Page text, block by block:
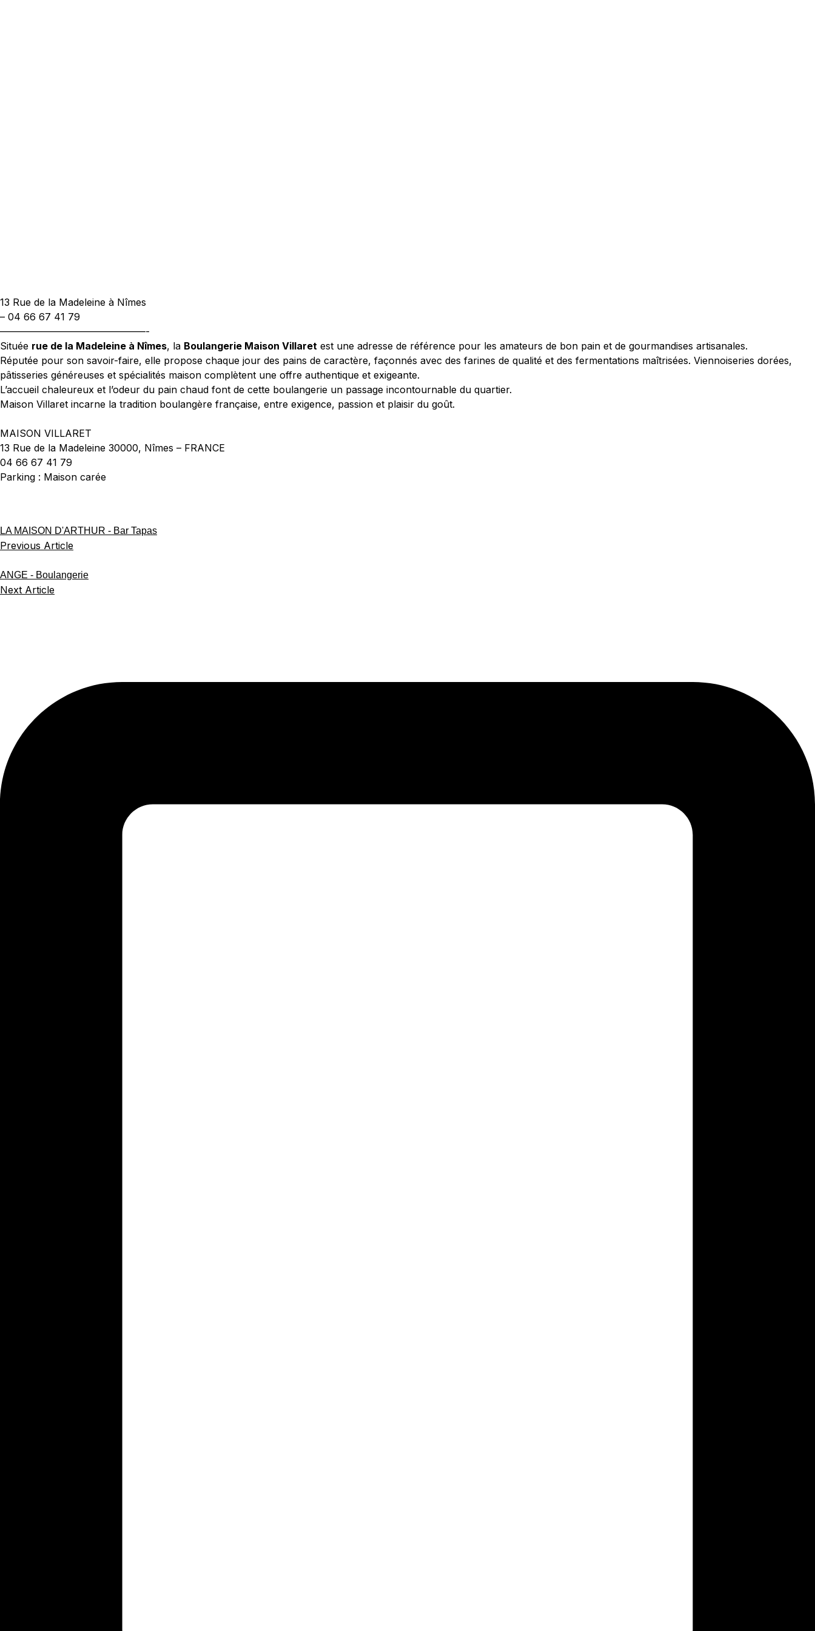
13 Rue de la Madeleine à Nîmes
– 04 66 67 41 79
———————————————-
Située rue de la Madeleine à Nîmes, la Boulangerie Maison Villaret est une adresse de référence pour les amateurs de bon pain et de gourmandises artisanales.
Réputée pour son savoir-faire, elle propose chaque jour des pains de caractère, façonnés avec des farines de qualité et des fermentations maîtrisées. Viennoiseries dorées,
pâtisseries généreuses et spécialités maison complètent une offre authentique et exigeante.
L’accueil chaleureux et l’odeur du pain chaud font de cette boulangerie un passage incontournable du quartier.
Maison Villaret incarne la tradition boulangère française, entre exigence, passion et plaisir du goût.
MAISON VILLARET
13 Rue de la Madeleine 30000, Nîmes – FRANCE
04 66 67 41 79
Parking : Maison carée
LA MAISON D'ARTHUR - Bar Tapas
Previous Article
ANGE - Boulangerie
Next Article